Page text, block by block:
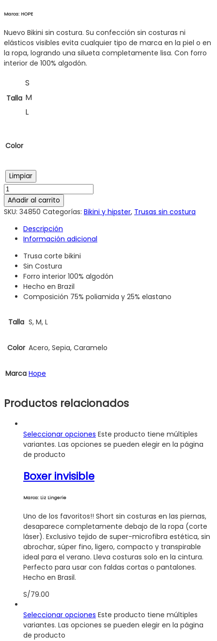
Marca: HOPE
Nuevo Bikini sin costura. Su confección sin costuras ni
elásticos visibles evita cualquier tipo de marca en la piel o en
la ropa, logrando una silueta completamente lisa. Con forro
interior de 100% algodón.
Talla
S
M
L
Color
Limpiar
Añadir al carrito
SKU: 34850 Categorías: Bikini y hipster, Trusas sin costura
Descripción
Información adicional
Trusa corte bikini
Sin Costura
Forro interior 100% algodón
Hecho en Brazil
Composición 75% poliamida y 25% elastano
Talla S, M, L
Color Acero, Sepia, Caramelo
Marca Hope
Productos relacionados
Seleccionar opciones Este producto tiene múltiples
variantes. Las opciones se pueden elegir en la página
de producto
Boxer invisible
Marca: Liz Lingerie
Uno de los favoritos!! Short sin costuras en las piernas,
desaparece completamente debajo de la ropa (corte
láser). Exclusivo tejido de super-microfibra estética, sin
abrochar, súper fino, ligero, compacto y transpirable
ideal para el verano. Lleva costuras solo en la cintura.
Perfecto para usar con faldas cortas o pantalones.
Hecho en Brasil.
S/79.00
Seleccionar opciones Este producto tiene múltiples
variantes. Las opciones se pueden elegir en la página
de producto